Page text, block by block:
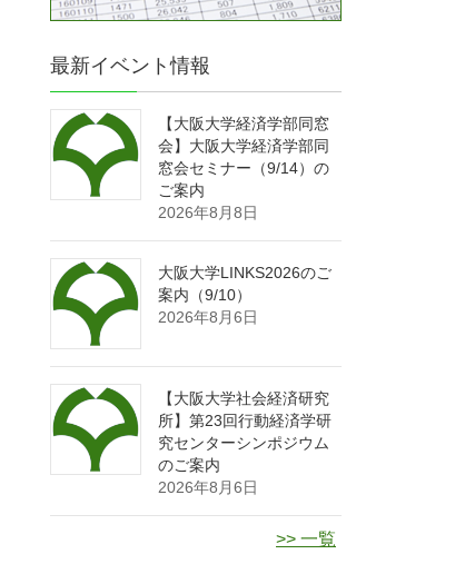
最新イベント情報
【大阪大学経済学部同窓
会】大阪大学経済学部同
窓会セミナー（9/14）の
ご案内
2026年8月8日
大阪大学LINKS2026のご
案内（9/10）
2026年8月6日
【大阪大学社会経済研究
所】第23回行動経済学研
究センターシンポジウム
のご案内
2026年8月6日
>> 一覧